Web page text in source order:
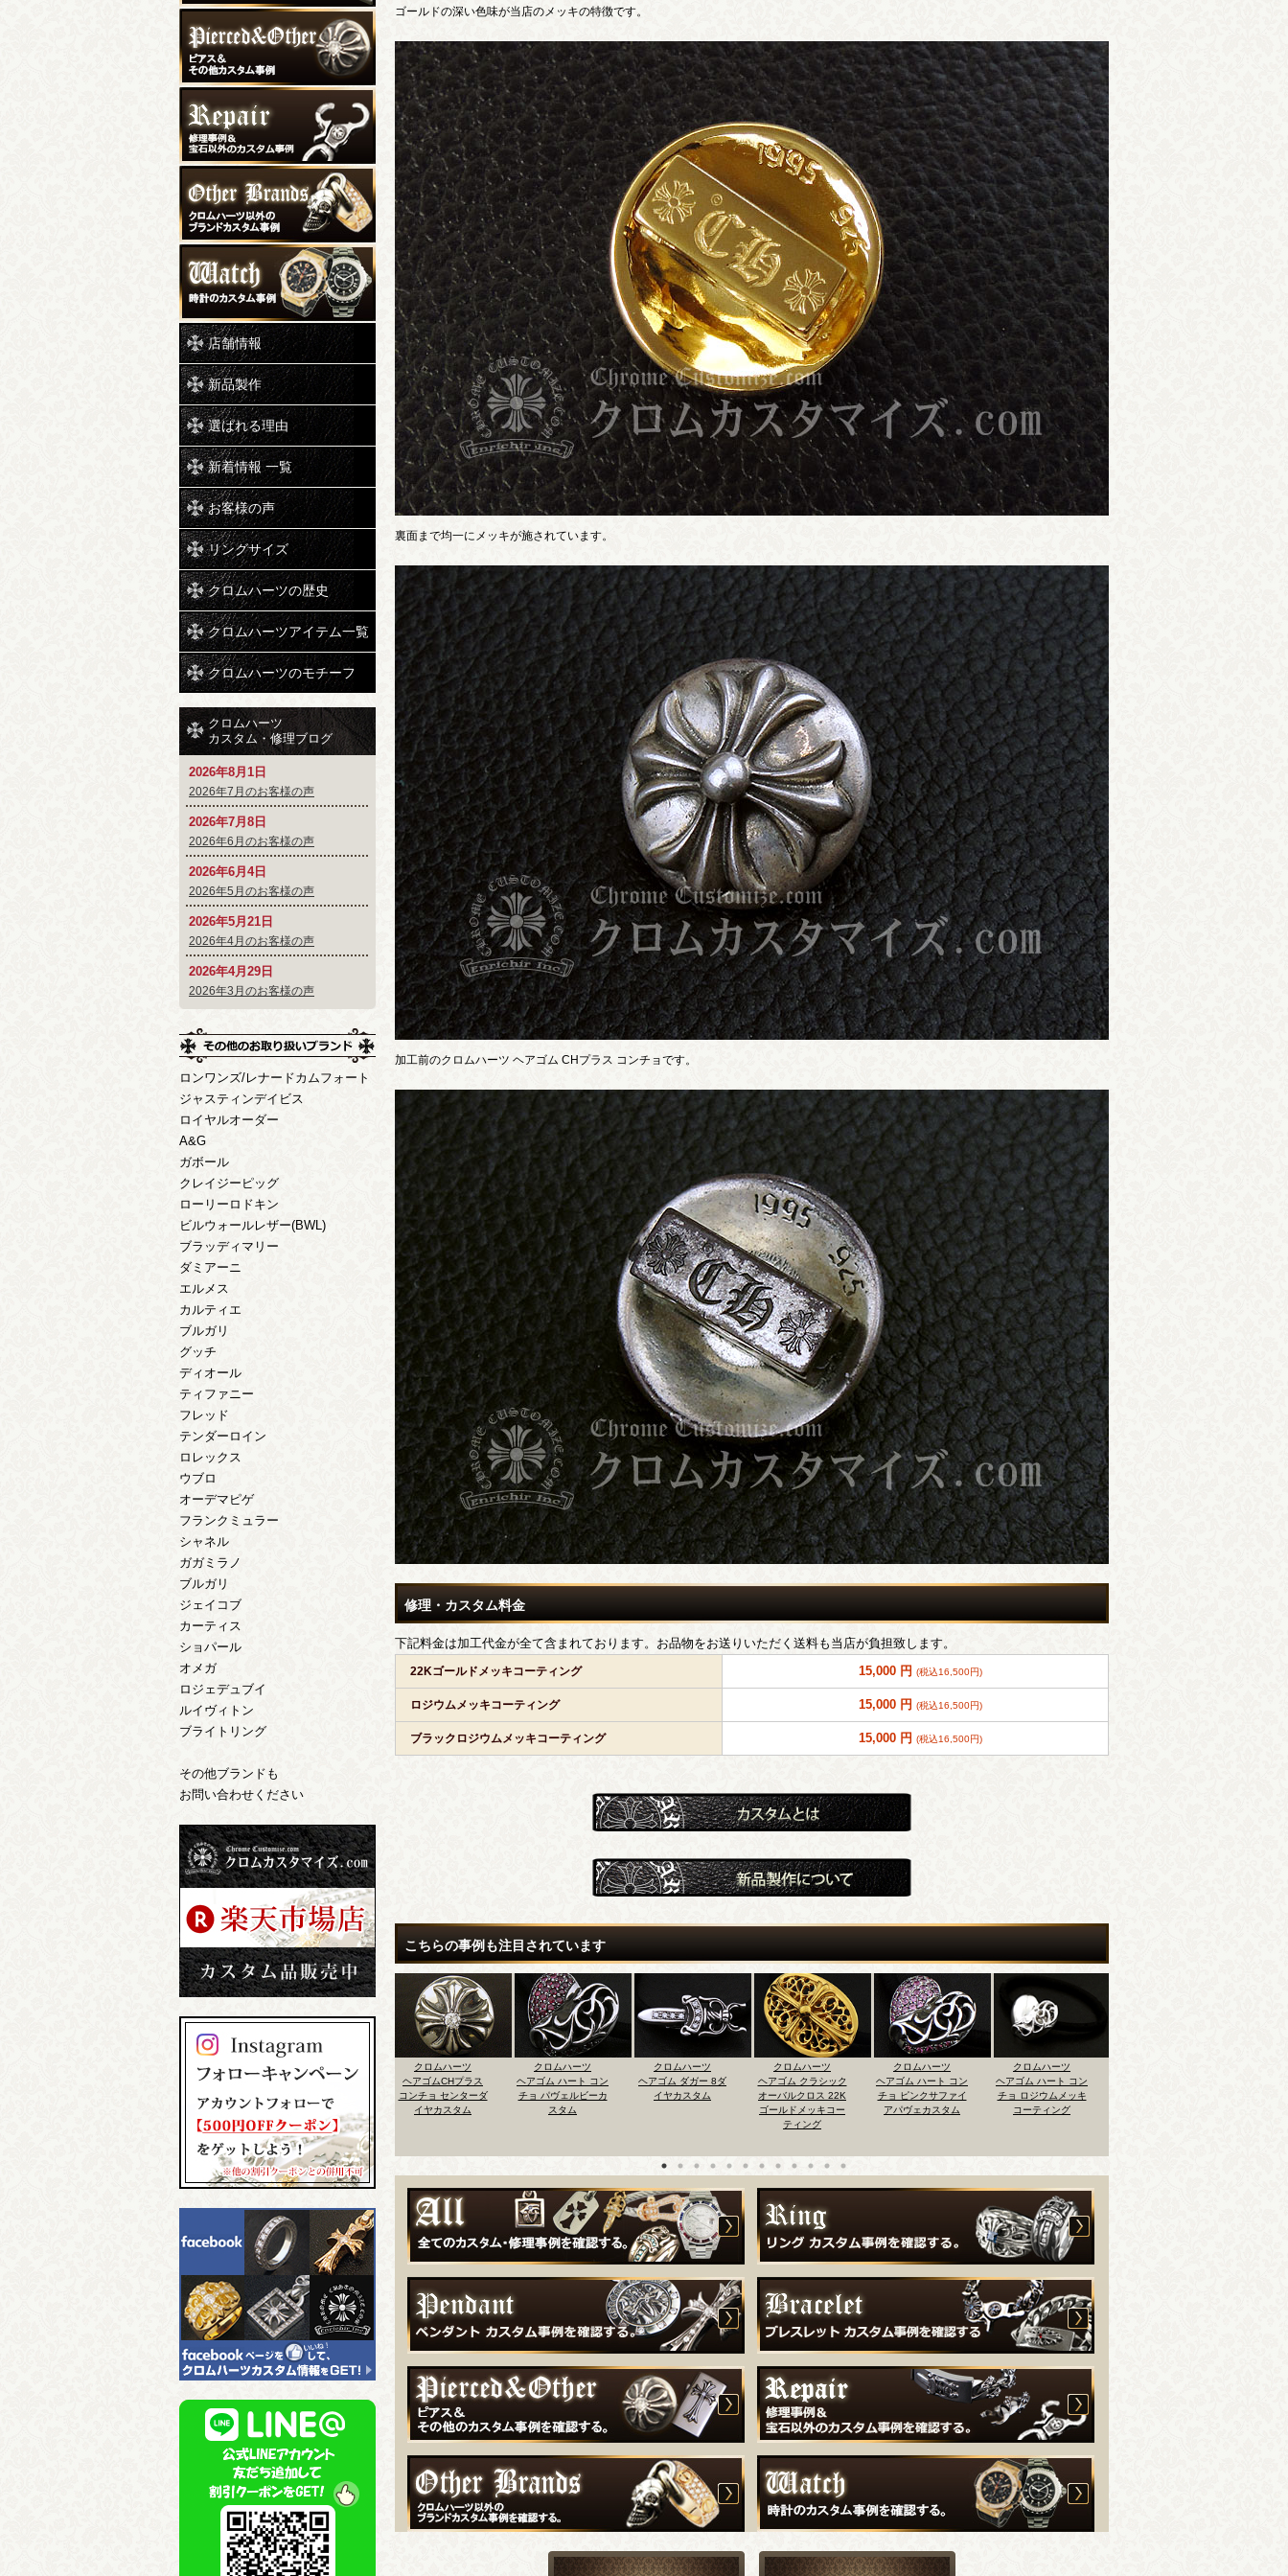
ゴールドの深い色味が当店のメッキの特徴です。
裏面まで均一にメッキが施されています。
加工前のクロムハーツ ヘアゴム CHプラス コンチョです。
修理・カスタム料金
下記料金は加工代金が全て含まれております。お品物をお送りいただく送料も当店が負担致します。
22Kゴールドメッキコーティング 15,000 円 (税込16,500円)
ロジウムメッキコーティング 15,000 円 (税込16,500円)
ブラックロジウムメッキコーティング 15,000 円 (税込16,500円)
こちらの事例も注目されています
クロムハーツ
ヘアゴム CHプラス
ゴムを通す部分の変
形修理
クロムハーツ
ヘアゴムCHプラス
イヤカスタム
クロムハーツ
ヘアゴム ハート コン
チョ パヴェルビーカ
スタム
クロムハーツ
ヘアゴム ダガー 8ダ
イヤカスタム
クロムハーツ
ヘアゴム クラシック
オーバルクロス 22K
クロムハーツ
ヘアゴム ハート コン
チョ ピンクサファイ
アパヴェカスタム
クロムハーツ
ヘアゴム ハート コン
チョ ロジウムメッキ
コーティング
クロムハーツ
ヘアゴム CHプラス
コンチョ センターCZ
カスタム＆再22Kゴ
店舗情報
新品製作
選ばれる理由
新着情報 一覧
お客様の声
リングサイズ
クロムハーツの歴史
クロムハーツアイテム一覧
クロムハーツのモチーフ
クロムハーツ
カスタム・修理ブログ
2026年8月1日
2026年7月のお客様の声
2026年7月8日
2026年6月のお客様の声
2026年6月4日
2026年5月のお客様の声
2026年5月21日
2026年4月のお客様の声
2026年4月29日
2026年3月のお客様の声
ロンワンズ/レナードカムフォート
ジャスティンデイビス
ロイヤルオーダー
A&G
ガボール
クレイジーピッグ
ローリーロドキン
ビルウォールレザー(BWL)
ブラッディマリー
ダミアーニ
エルメス
カルティエ
ブルガリ
グッチ
ディオール
ティファニー
フレッド
テンダーロイン
ロレックス
ウブロ
オーデマピゲ
フランクミュラー
シャネル
ガガミラノ
ブルガリ
ジェイコブ
カーティス
ショパール
オメガ
ロジェデュブイ
ルイヴィトン
ブライトリング
その他ブランドも
お問い合わせください